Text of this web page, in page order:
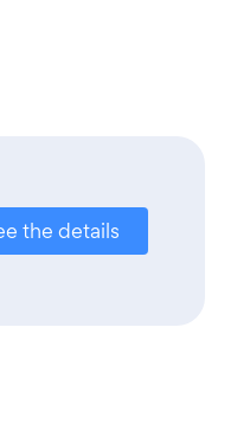
the details